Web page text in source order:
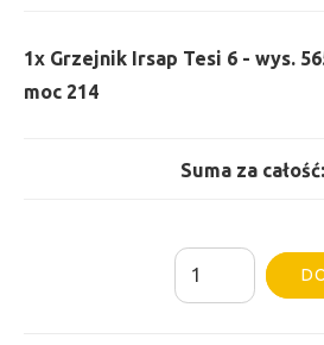
1x Grzejnik Irsap Tesi 6 - wys.
moc 214
Suma za całość:
ilość
Grzejnik